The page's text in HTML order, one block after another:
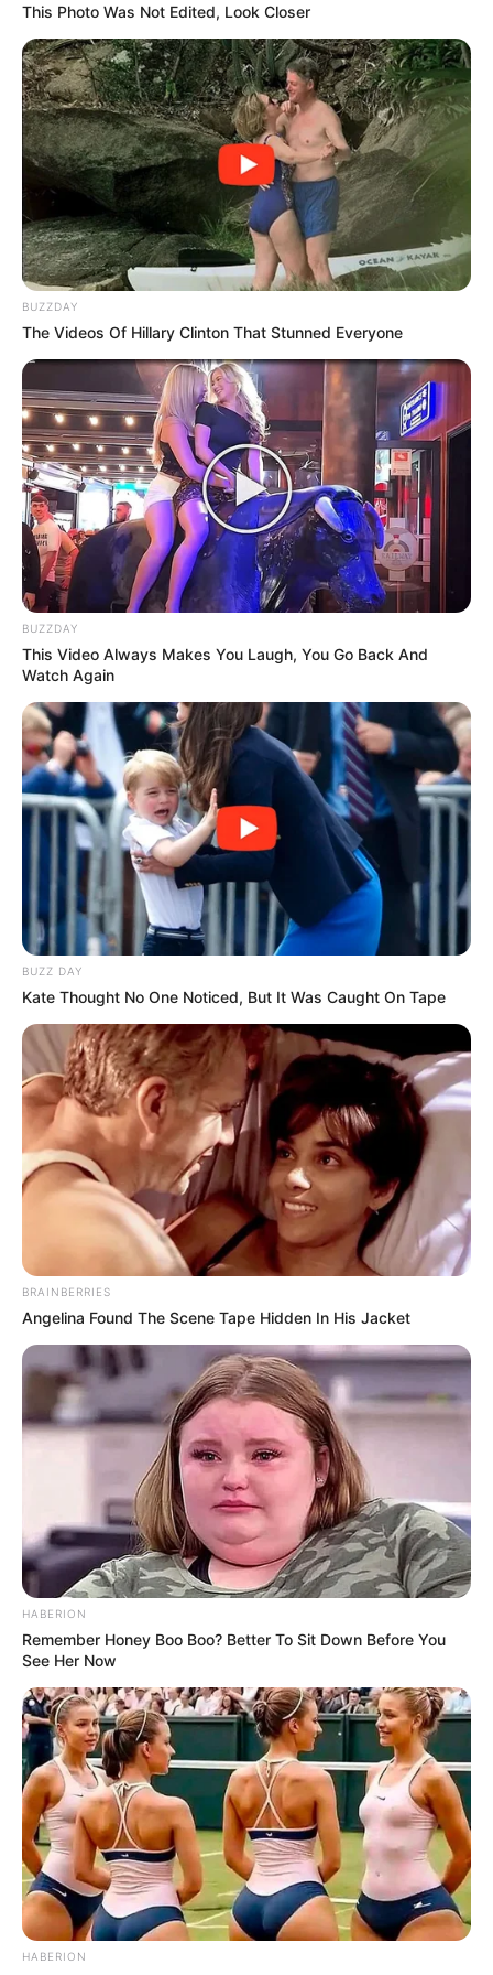
Lo bueno es que existen formas naturales y efectivas de
mantener los dientes blancos y fuertes, sin necesidad de
recurrir siempre a tratamientos costosos o productos
con químicos agresivos. Con pequeños hábitos diarios,
algunos remedios caseros y una buena alimentación,
puedes lograr una sonrisa más luminosa y prevenir las
caries de manera segura.
This Photo Was Not Edited, Look Closer
BUZZDAY
The Videos Of Hillary Clinton That Stunned Everyone
BUZZDAY
This Video Always Makes You Laugh, You Go Back And
Watch Again
BUZZ DAY
Kate Thought No One Noticed, But It Was Caught On Tape
BRAINBERRIES
Angelina Found The Scene Tape Hidden In His Jacket
HABERION
Remember Honey Boo Boo? Better To Sit Down Before You
See Her Now
HABERION